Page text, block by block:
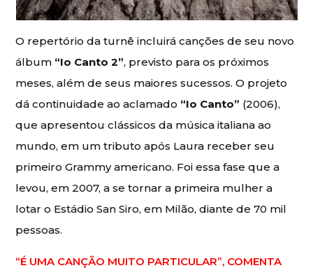
O repertório da turnê incluirá canções de seu novo
álbum “Io Canto 2”, previsto para os próximos
meses, além de seus maiores sucessos. O projeto
dá continuidade ao aclamado “Io Canto” (2006),
que apresentou clássicos da música italiana ao
mundo, em um tributo após Laura receber seu
primeiro Grammy americano. Foi essa fase que a
levou, em 2007, a se tornar a primeira mulher a
lotar o Estádio San Siro, em Milão, diante de 70 mil
pessoas.
“É UMA CANÇÃO MUITO PARTICULAR”, COMENTA